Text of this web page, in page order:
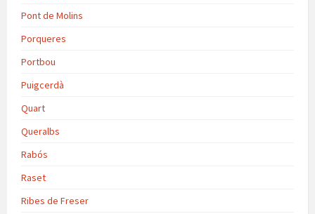
Pont de Molins
Porqueres
Portbou
Puigcerdà
Quart
Queralbs
Rabós
Raset
Ribes de Freser